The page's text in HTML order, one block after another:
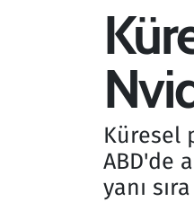
Küresel
ABD'de
yanı
Savunma Sanayi